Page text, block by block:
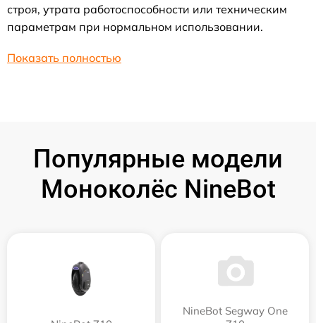
строя, утрата работоспособности или техническим
параметрам при нормальном использовании.
Показать полностью
Популярные модели
Моноколёс NineBot
NineBot Segway One